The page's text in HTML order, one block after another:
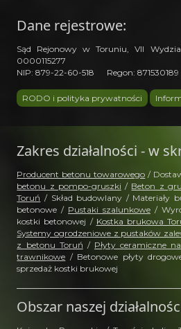
Dane rejestrowe:
Sąd Rejonowy w Toruniu, VII
0000115277
NIP: 879-22-60-518 Regon: 871530189
RODO i polityka prywatności
Zakres działalności - w
Producent betonu towarowego /
betonu z pompo-gruszki / Beton z
Toruń / Skład budowlany / Materiały
betonowe / Pustaki szalunkowe/
kostki betonowej / Kostka brukowa
Systemy ogrodzeniowe z pustaków
z betonu Toruń / Płyty ceramiczne
trawnikowe / Betonowe płyty
sprzedaż kostki brukowej
Obszar naszej